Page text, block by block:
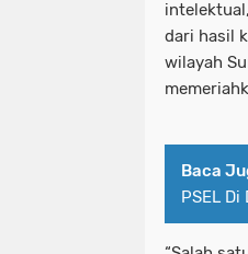
dari hasil
wilayah
Baca
PSEL Di